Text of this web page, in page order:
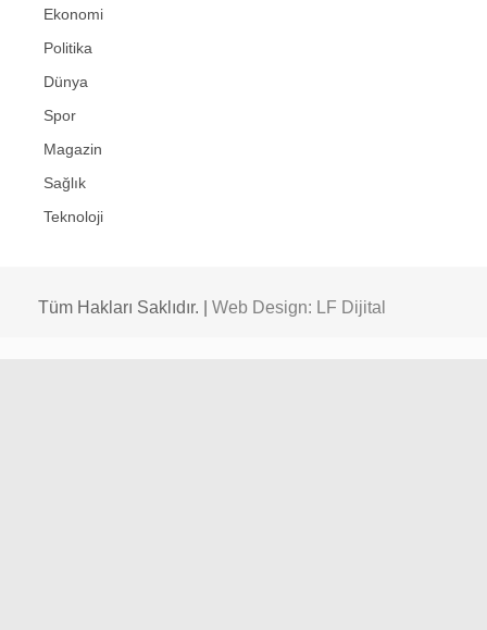
Ekonomi
Politika
Dünya
Spor
Magazin
Sağlık
Teknoloji
Tüm Hakları Saklıdır. | Web Design: LF Dijital